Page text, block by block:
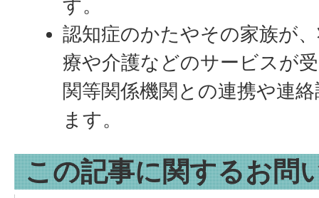
す。
認知症のかたやその家族が
療や介護などのサービスが
関等関係機関との連携や連
ます。
この記事に関するお問